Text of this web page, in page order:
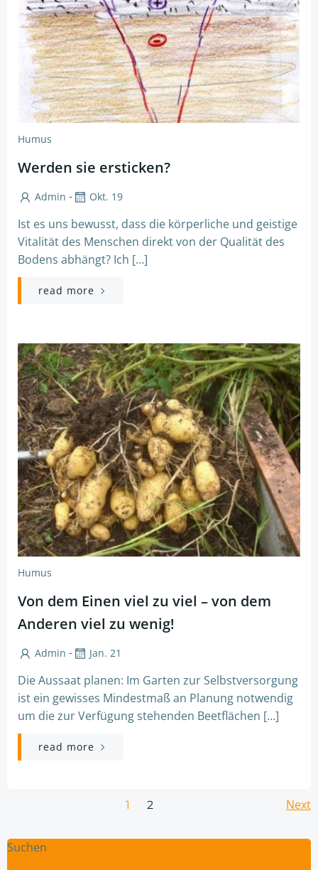
Humus
Werden sie ersticken?
Admin - Okt. 19
Ist es uns bewusst, dass die körperliche und geistige
Vitalität des Menschen direkt von der Qualität des
Bodens abhängt? Ich […]
read more
Humus
Von dem Einen viel zu viel – von dem
Anderen viel zu wenig!
Admin - Jan. 21
Die Aussaat planen: Im Garten zur Selbstversorgung
ist ein gewisses Mindestmaß an Planung notwendig
um die zur Verfügung stehenden Beetflächen […]
read more
navigation
Page
1 Page
2 Next
Suchen